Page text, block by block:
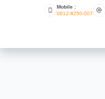
Mobile :
0812-8250-007